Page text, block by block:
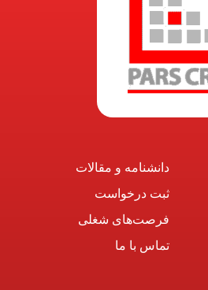
دانشنامه و مقالات
ثبت درخواست
فرصت‌های شغلی
تماس با ما